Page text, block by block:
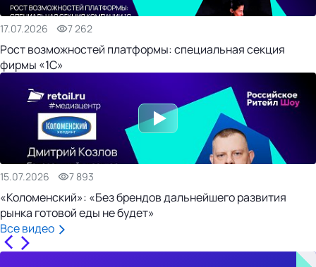
17.07.2026 7 262
Рост возможностей платформы: специальная секция
фирмы «1С»
15.07.2026 7 893
«Коломенский»: «Без брендов дальнейшего развития
рынка готовой еды не будет»
Все видео